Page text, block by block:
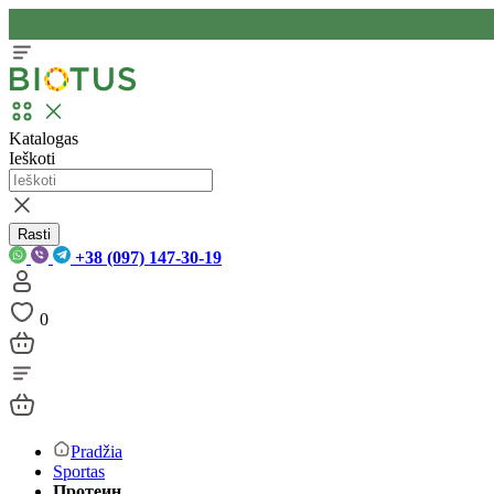
Katalogas
Ieškoti
Rasti
+38 (097) 147-30-19
0
Pradžia
Sportas